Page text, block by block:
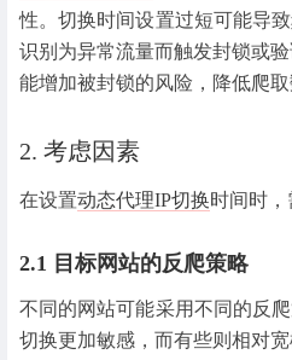
性。切换时间设置过短可能导
识别为异常流量而触发封锁或
能增加被封锁的风险，降低爬取
2. 考虑因素
在设置动态代理IP切换时间时，
2.1 目标网站的反爬策略
不同的网站可能采用不同的反
切换更加敏感，而有些则相对